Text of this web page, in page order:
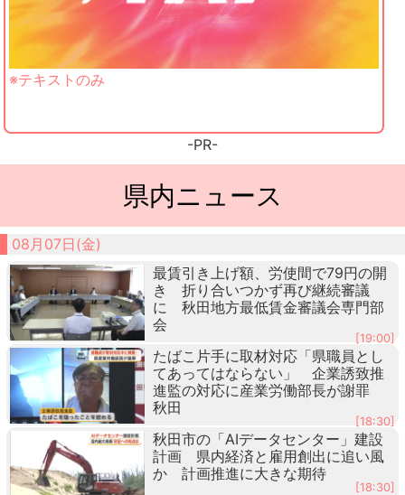
※テキストのみ
-PR-
県内ニュース
08月07日(金)
最賃引き上げ額、労使間で79円の開
き 折り合いつかず再び継続審議
に 秋田地方最低賃金審議会専門部
会
[19:00]
たばこ片手に取材対応「県職員とし
てあってはならない」 企業誘致推
進監の対応に産業労働部長が謝罪
秋田
[18:30]
秋田市の「AIデータセンター」建設
計画 県内経済と雇用創出に追い風
か 計画推進に大きな期待
[18:30]